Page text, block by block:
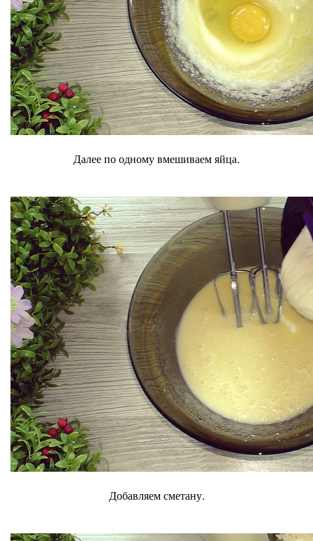
Далее по одному вмешиваем яйца.
Добавляем сметану.